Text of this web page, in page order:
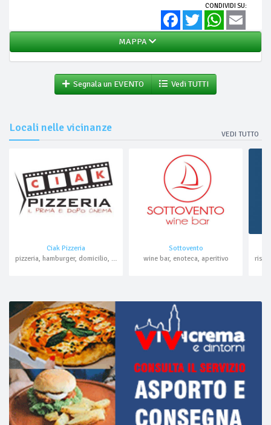
CONDIVIDI SU:
FacebookTwitter WhatsApp
MAPPA
Segnala un EVENTO Vedi TUTTI
Locali nelle vicinanze
VEDI TUTTO
Ciak Pizzeria
pizzeria, hamburger, domicilio, asporto
Sottovento
wine bar, enoteca, aperitivo